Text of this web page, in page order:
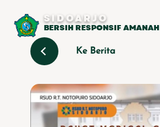
SIDOARJO
BERSIH RESPONSIF AMANAH
Ke Berita